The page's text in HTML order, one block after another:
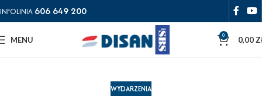
INFOLINIA 606 649 200
MENU 0 0,00
WYDARZENIA